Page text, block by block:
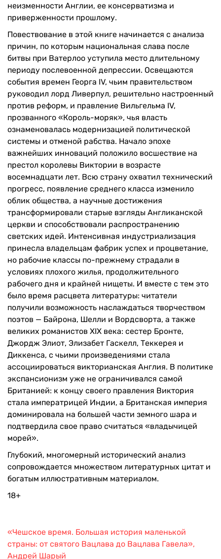
неизменности Англии, ее консерватизма и
приверженности прошлому.
Повествование в этой книге начинается с анализа
причин, по которым национальная слава после
битвы при Ватерлоо уступила место длительному
периоду послевоенной депрессии. Освещаются
события времен Георга IV, чьим правительством
руководил лорд Ливерпул, решительно настроенный
против реформ, и правление Вильгельма IV,
прозванного «Король-моряк», чья власть
ознаменовалась модернизацией политической
системы и отменой рабства. Начало эпохе
важнейших инноваций положило восшествие на
престол королевы Виктории в возрасте
восемнадцати лет. Всю страну охватил технический
прогресс, появление среднего класса изменило
облик общества, а научные достижения
трансформировали старые взгляды Англиканской
церкви и способствовали распространению
светских идей. Интенсивная индустриализация
принесла владельцам фабрик успех и процветание,
но рабочие классы по-прежнему страдали в
условиях плохого жилья, продолжительного
рабочего дня и крайней нищеты. И вместе с тем это
было время расцвета литературы: читатели
получили возможность наслаждаться творчеством
поэтов — Байрона, Шелли и Вордсворта, а также
великих романистов XIX века: сестер Бронте,
Джордж Элиот, Элизабет Гаскелл, Теккерея и
Диккенса, с чьими произведениями стала
ассоциироваться викторианская Англия. В политике
экспансионизм уже не ограничивался самой
Британией: к концу своего правления Виктория
стала императрицей Индии, а Британская империя
доминировала на большей части земного шара и
подтвердила свое право считаться «владычицей
морей».
Глубокий, многомерный исторический анализ
сопровождается множеством литературных цитат и
богатым иллюстративным материалом.
18+
«Чешское время. Большая история маленькой
страны: от святого Вацлава до Вацлава Гавела»,
Андрей Шарый